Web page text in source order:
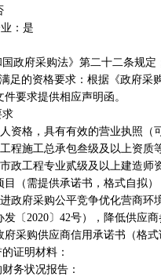
：是
政府采购法》第二十二条规定
足的资格要求：根据《政府采
要求提供相应声明函。
求
资格，具有有效的营业执照（
程施工总承包叁级及以上资质
政工程专业贰级及以上建造师
（需提供承诺书， 格式自拟）
政府采购公平竞争优化营商环
〔2020〕42号），降低供应
采购供应商信用承诺书（格
证明材料：
务状况报告：